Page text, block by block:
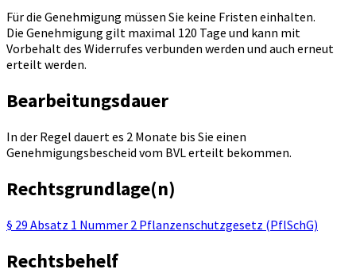
Für die Genehmigung müssen Sie keine Fristen einhalten.
Die Genehmigung gilt maximal 120 Tage und kann mit
Vorbehalt des Widerrufes verbunden werden und auch erneut
erteilt werden.
Bearbeitungsdauer
In der Regel dauert es 2 Monate bis Sie einen
Genehmigungsbescheid vom BVL erteilt bekommen.
Rechtsgrundlage(n)
§ 29 Absatz 1 Nummer 2 Pflanzenschutzgesetz (PflSchG)
Rechtsbehelf